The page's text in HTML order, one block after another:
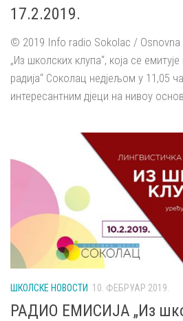
17.2.2019.
© 2019 Info radio Sokolac / Osnovna
„Из школских клупа“, која се
радија“ Соколац недјељом у 11,05
интересантним дјеци на нивоу
ШКОЛСКЕ НОВОСТИ 10. ФЕБРУАР 2019.
РАДИО ЕМИСИЈА „Из